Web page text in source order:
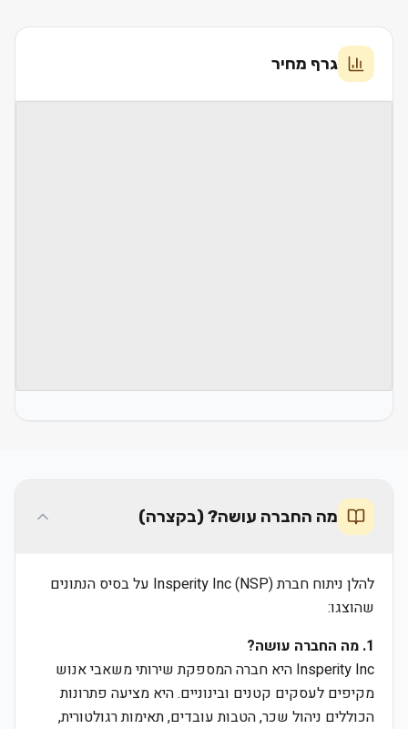
גרף מחיר
מה החברה עושה? (בקצרה)
להלן ניתוח חברת Insperity Inc (NSP) על בסיס הנתונים
שהוצגו:
1. מה החברה עושה?
Insperity Inc היא חברה המספקת שירותי משאבי אנוש
מקיפים לעסקים קטנים ובינוניים. היא מציעה פתרונות
הכוללים ניהול שכר, הטבות עובדים, תאימות רגולטורית,